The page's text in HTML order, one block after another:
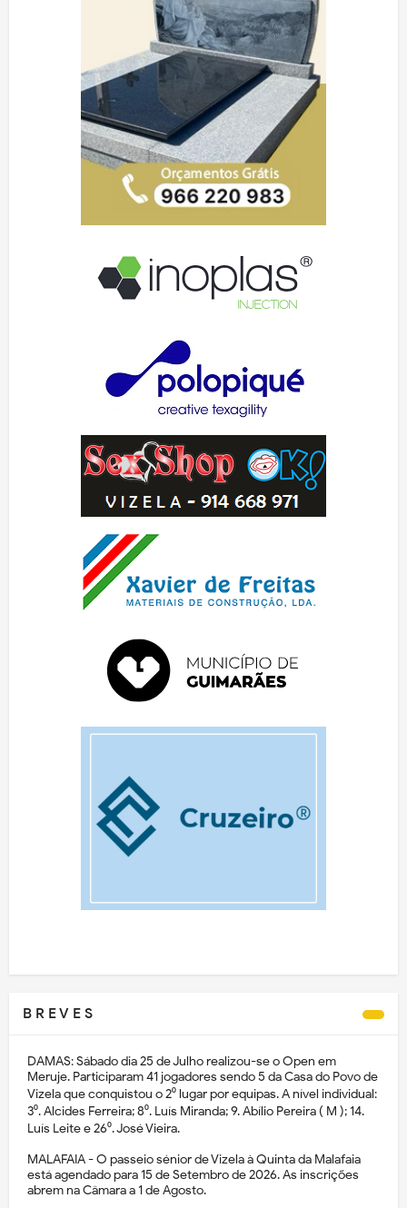
B R E V E S
DAMAS: Sábado dia 25 de Julho realizou-se o Open em
Meruje. Participaram 41 jogadores sendo 5 da Casa do Povo de
Vizela que conquistou o 2⁰ lugar por equipas. A nível individual:
3⁰. Alcides Ferreira; 8⁰. Luís Miranda; 9. Abílio Pereira ( M ); 14.
Luís Leite e 26⁰. José Vieira.
MALAFAIA - O passeio sénior de Vizela à Quinta da Malafaia
está agendado para 15 de Setembro de 2026. As inscrições
abrem na Câmara a 1 de Agosto.